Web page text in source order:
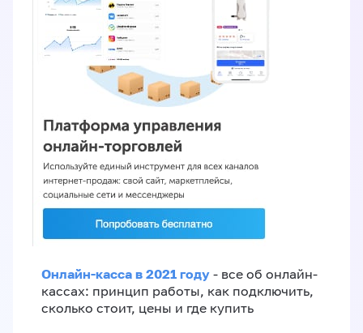
Онлайн-касса в 2021 году - все об онлайн-
кассах: принцип работы, как подключить,
сколько стоит, цены и где купить